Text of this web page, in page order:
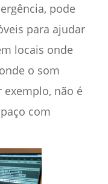
pode
para ajudar
locais onde
o som
exemplo, não é
com